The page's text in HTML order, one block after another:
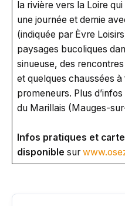
la rivière vers la Loire
une journée et demie
(indiquée par Èvre
paysages bucoliques
sinueuse, des
et quelques chaussées
promeneurs. Plus
du Marillais (Mauges-
Infos pratiques et
disponible sur